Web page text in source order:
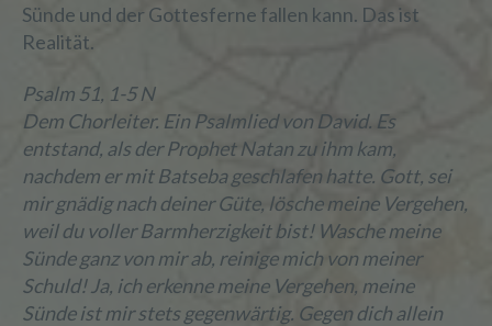
Sünde und der Gottesferne fallen kann. Das ist
Realität.
Psalm 51, 1-5 N
Dem Chorleiter. Ein Psalmlied von David. Es
entstand, als der Prophet Natan zu ihm kam,
nachdem er mit Batseba geschlafen hatte. Gott, sei
mir gnädig nach deiner Güte, lösche meine Vergehen,
weil du voller Barmherzigkeit bist! Wasche meine
Sünde ganz von mir ab, reinige mich von meiner
Schuld! Ja, ich erkenne meine Vergehen, meine
Sünde ist mir stets gegenwärtig. Gegen dich allein